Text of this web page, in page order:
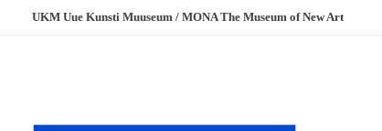
UKM Uue Kunsti Muuseum / MONA The Museum of New Art